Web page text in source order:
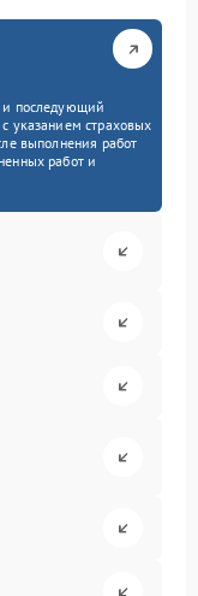
и последующий
указанием страховых
выполнения работ
работ и